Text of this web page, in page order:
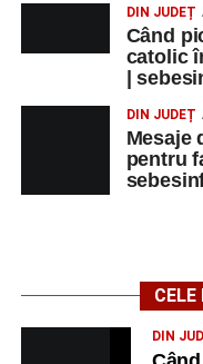
DIN JUDEȚ
Când
catolic
|
DIN JUDEȚ
Mesaje
pentru
DIN